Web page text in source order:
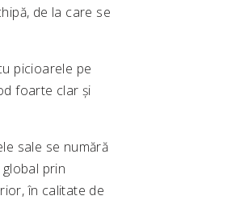
de la care se
picioarele pe
foarte clar și
sale se numără
prin
în calitate de